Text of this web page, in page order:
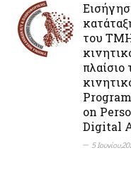
του
on
Digital
5